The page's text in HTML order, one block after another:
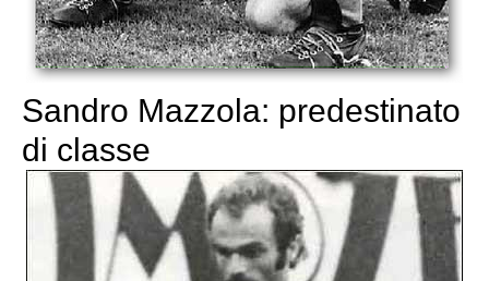
Sandro Mazzola: predestinato
di classe